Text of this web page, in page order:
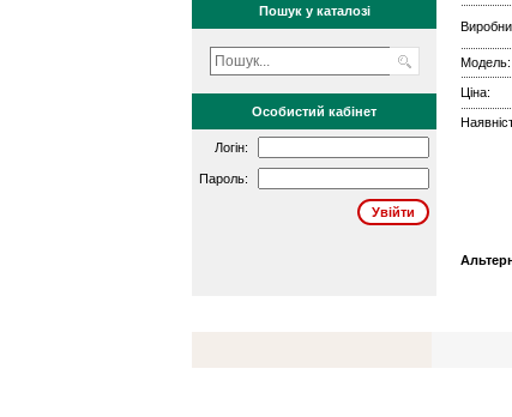
Пошук у каталозі
Особистий кабінет
Логін:
Пароль:
Модель:
Ціна: